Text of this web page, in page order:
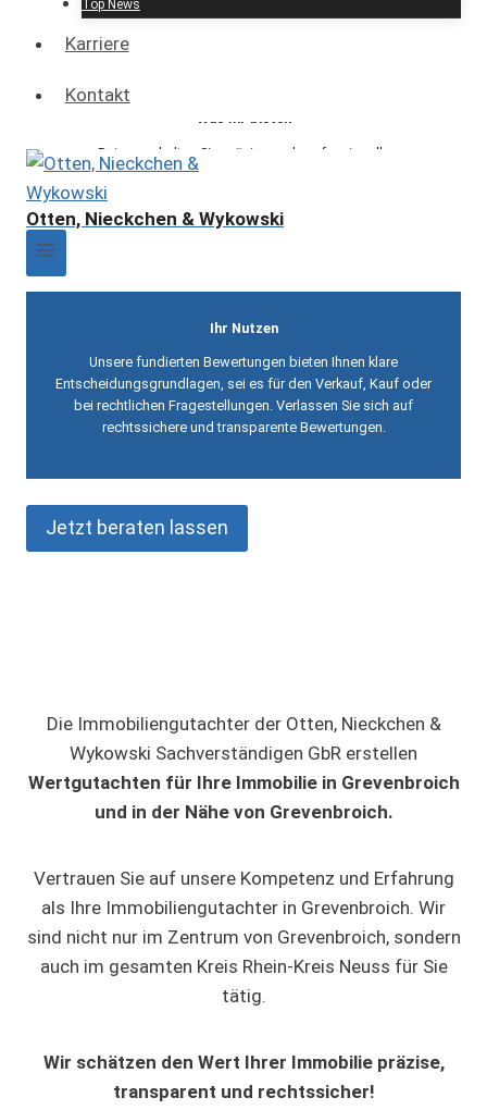
Top News
Karriere
Kontakt
Otten, Nieckchen & Wykowski
Grundstücken
Was wir bieten
Bei uns erhalten Sie präzise und professionelle
Immobilienwertermittlungen für bebaute und unbebaute
Grundstücke – erstellt von öffentlich bestellten und
vereidigten bzw. von einem nach DIN EN ISO/IEC 17024
Ihr Nutzen
Unsere fundierten Bewertungen bieten Ihnen klare
Entscheidungsgrundlagen, sei es für den Verkauf, Kauf oder
bei rechtlichen Fragestellungen. Verlassen Sie sich auf
rechtssichere und transparente Bewertungen.
Jetzt beraten lassen
Die Immobiliengutachter der Otten, Nieckchen &
Wykowski Sachverständigen GbR erstellen
Wertgutachten für Ihre Immobilie in Grevenbroich
und in der Nähe von Grevenbroich.
Vertrauen Sie auf unsere Kompetenz und Erfahrung
als Ihre Immobiliengutachter in Grevenbroich. Wir
sind nicht nur im Zentrum von Grevenbroich, sondern
auch im gesamten Kreis Rhein-Kreis Neuss für Sie
tätig.
Wir schätzen den Wert Ihrer Immobilie präzise,
transparent und rechtssicher!